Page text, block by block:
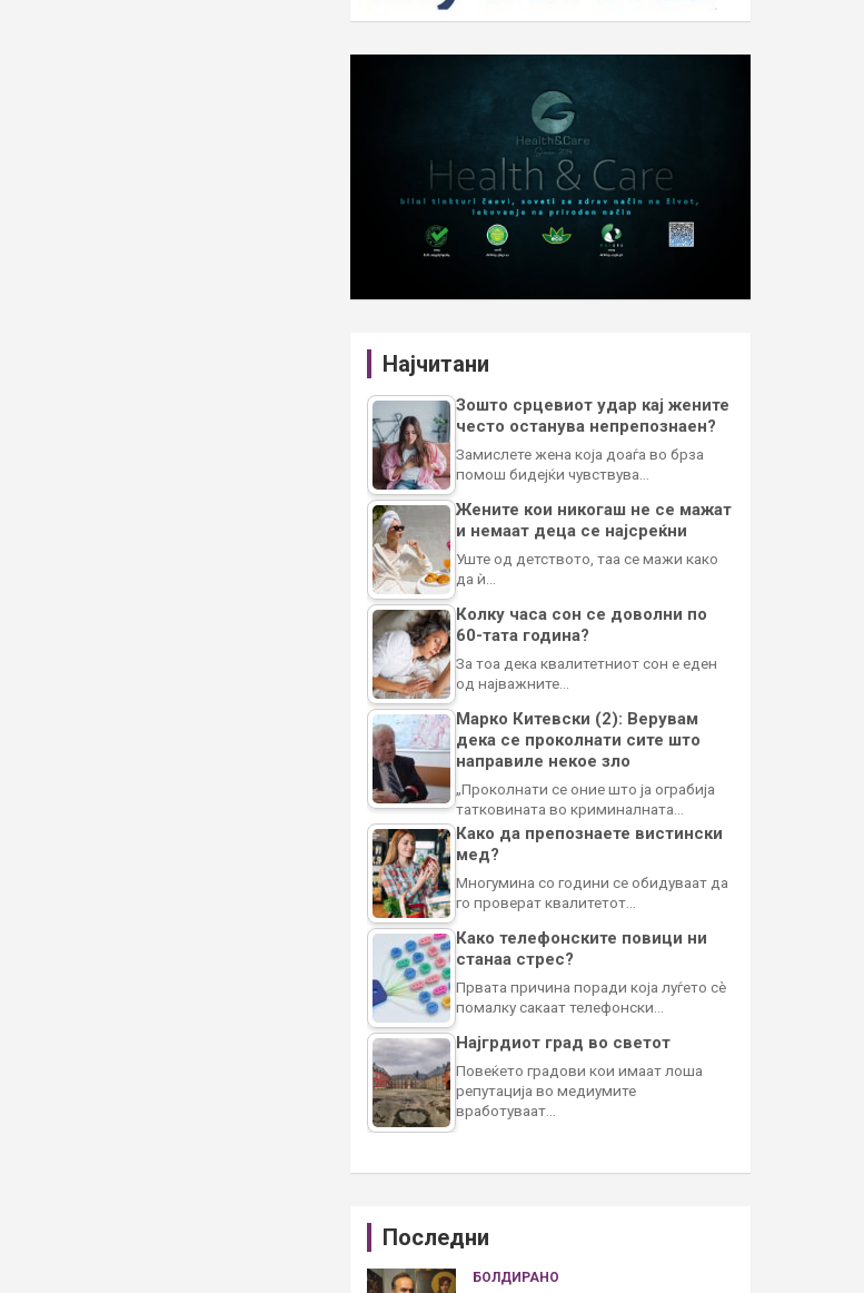
Најчитани
Зошто срцевиот удар кај жените
често останува непрепознаен?
Замислете жена која доаѓа во брза
помош бидејќи чувствува…
Жените кои никогаш не се мажат
и немаат деца се најсреќни
Уште од детството, таа се мажи како
да ѝ…
Колку часа сон се доволни по
60-тата година?
За тоа дека квалитетниот сон е еден
од најважните…
Марко Китевски (2): Верувам
дека се проколнати сите што
направиле некое зло
„Проколнати се оние што ја ограбија
татковината во криминалната…
Како да препознаете вистински
мед?
Многумина со години се обидуваат да
го проверат квалитетот…
Како телефонските повици ни
станаа стрес?
Првата причина поради која луѓето сè
помалку сакаат телефонски…
Најгрдиот град во светот
Повеќето градови кои имаат лоша
репутација во медиумите
вработуваат…
Последни
БОЛДИРАНО